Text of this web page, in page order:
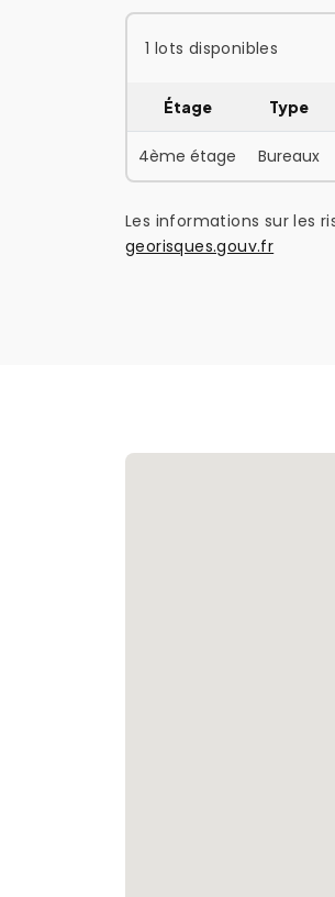
1 lots disponibles
Étage Type
4ème étage Bureaux
Les informations sur les
georisques.gouv.fr